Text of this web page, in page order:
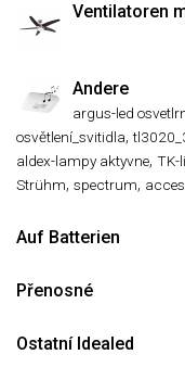
Ventilatoren
Andere
argus-led
osvětlení_svitidla,
aldex-lampy aktyvne, TK-
Strühm, spectrum,
Auf Batterien
Přenosné
Ostatní Idealed